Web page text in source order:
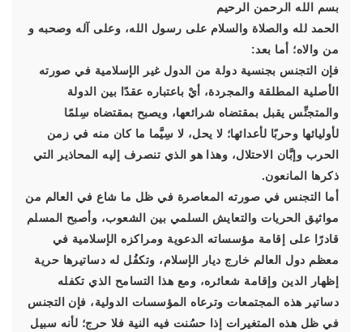
بسم الله الرحمن الرحيم
الحمد لله والصلاة والسلام على رسول الله، وعلى آله وصحبه و
من والاه؛ أما بعد:
فإن التجنس بجنسية دولة من الدول غير الإسلامية في صورته
الأصلية المطلقة والمجردة، أيْ باعتباره عقدًا بين الدولة
والمتجنِّس يقبل بمقتضاه شرائعها، ويصبح بمقتضاه سِلمًا
لأوليائها وحربًا لأعدائها؛ لا يحل، لا سِيَّما ما كان منه في زمن
الحرب وإبَّان الاحتلال، وهذا هو الذي تنصرف إليه المحاذير التي
ذكرها المانعون.
أما التجنس في صورته المعاصرة في ظل ما شاع في العالم من
مواثيق الحريات والتعايش السلمي بين الشعوب، وأصبح المسلم
قادرًا على إقامة مؤسساته الدعوية ومراكزه الإسلامية في
معظم دول العالم خارج ديار الإسلام، وتكفُل له دساتيرها حرية
إظهار الدين وإقامة شعائره، ومع هذا التسامح الذي تكفله
دساتير هذه المجتمعات وترعاه المؤسسات الدولية، فإن التجنس
في ظل هذه المتغيرات إذا حسُنت فيه النية فلا حرج؛ لأنه سبيل